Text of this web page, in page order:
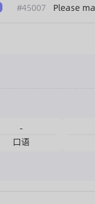
#45007
#39692 Dancing
-
口语